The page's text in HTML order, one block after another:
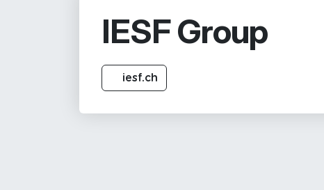
IESF Group
iesf.ch